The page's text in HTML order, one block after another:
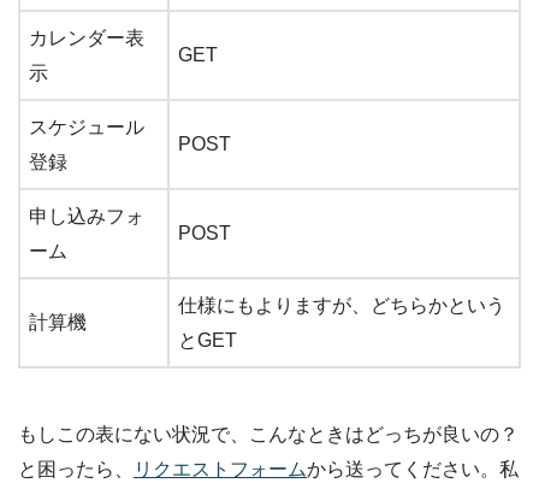
カレンダー表
示
GET
スケジュール
登録
POST
申し込みフォ
ーム
POST
計算機
仕様にもよりますが、どちらかという
とGET
もしこの表にない状況で、こんなときはどっちが良いの？
と困ったら、
リクエストフォームから送ってください。私